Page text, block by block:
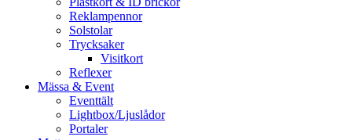
Reklampennor
Solstolar
Trycksaker
Visitkort
Reflexer
Mässa & Event
Eventtält
Lightbox/Ljuslådor
Portaler